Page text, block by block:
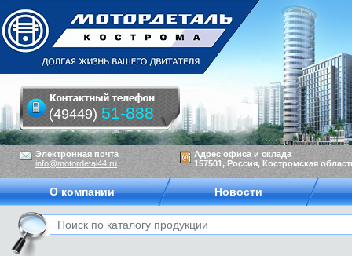
Электронная почта
info@motordetal44.ru
Адрес офиса и склада
157501, Россия, Костромская
(49449) 51-888
О компании Новости